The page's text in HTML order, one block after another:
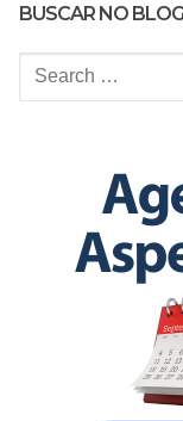
BUSCAR NO BLOG
Pesquisar
por: